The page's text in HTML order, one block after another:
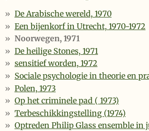
De Arabische wereld, 1970
Een bijenkorf in Utrecht, 1970-1972
Noorwegen, 1971
De heilige Stones, 1971
sensitief worden, 1972
Sociale psychologie in theorie en
Polen, 1973
Op het criminele pad ( 1973)
Terbeschikkingstelling (1974)
Optreden Philip Glass ensemble in